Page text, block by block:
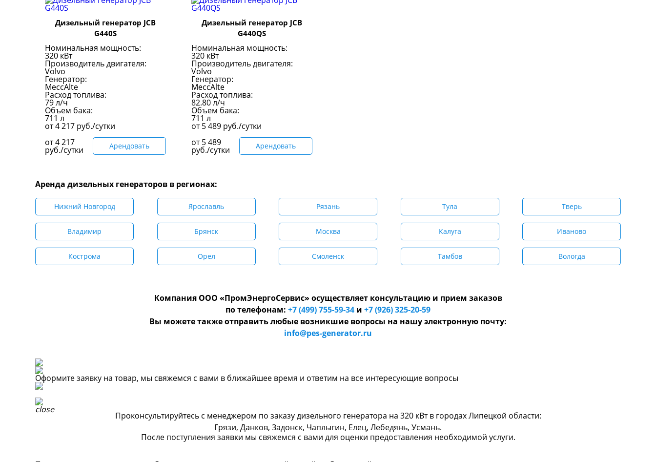
Дизельный генератор JCB
G440S
Номинальная мощность:
320 кВт
Производитель двигателя:
Volvo
Генератор:
MeccAlte
Расход топлива:
79 л/ч
Объем бака:
711 л
от4 217 руб./сутки
от4 217
руб./сутки Арендовать
Дизельный генератор JCB
G440QS
Номинальная мощность:
320 кВт
Производитель двигателя:
Volvo
Генератор:
MeccAlte
Расход топлива:
82.80 л/ч
Объем бака:
711 л
от5 489 руб./сутки
от5 489
руб./сутки Арендовать
Аренда дизельных генераторов в регионах:
Нижний Новгород Ярославль Рязань Тула Тверь
Владимир Брянск Москва Калуга Иваново
Кострома Орел Смоленск Тамбов Вологда
Компания ООО «ПромЭнергоСервис» осуществляет консультацию и прием заказов
по телефонам: +7 (499) 755-59-34 и +7 (926) 325-20-59
Вы можете также отправить любые возникшие вопросы на нашу электронную почту:
info@pes-generator.ru
Оформите заявку на товар, мы свяжемся с вами в ближайшее время и ответим на все интересующие вопросы
Проконсультируйтесь с менеджером по заказу дизельного генератора на 320 кВт в городах Липецкой области:
Грязи, Данков, Задонск, Чаплыгин, Елец, Лебедянь, Усмань.
После поступления заявки мы свяжемся с вами для оценки предоставления необходимой услуги.